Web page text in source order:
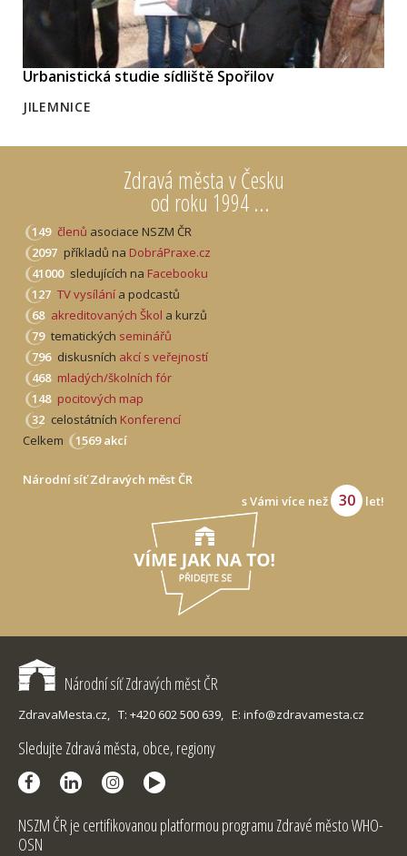
Zdravá města v Česku
od roku 1994 ...
149 členů asociace NSZM ČR
2097 příkladů na DobráPraxe.cz
41000 sledujících na Facebooku
127 TV vysílání a podcastů
68 akreditovaných Škol a kurzů
79 tematických seminářů
796 diskusních akcí s veřejností
468 mladých/školních fór
148 pocitových map
32 celostátních Konferencí
Celkem
1569 akcí
Národní síť Zdravých měst ČR
s Vámi více než
30 let!
Urbanistická studie sídliště Spořilov
JILEMNICE
Národní síť Zdravých měst ČR
ZdravaMesta.cz, T: +420 602 500 639, E: info@zdravamesta.cz
Sledujte Zdravá města, obce, regiony
NSZM ČR je certifikovanou platformou programu Zdravé město WHO-
OSN